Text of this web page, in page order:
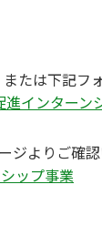
たは下記フ
ンターンシ
よりご確認
ップ事業